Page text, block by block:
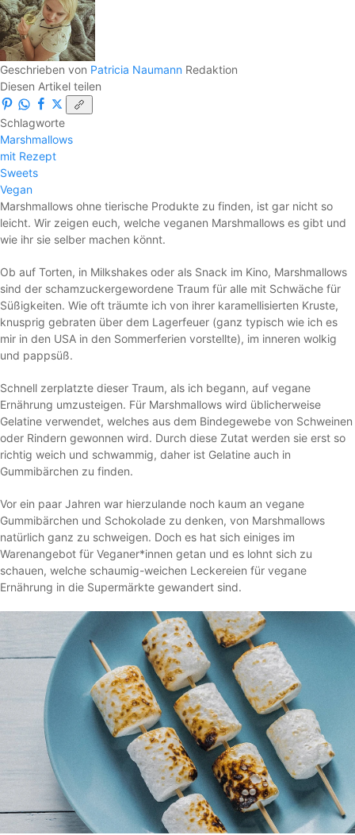
Geschrieben von Patricia Naumann Redaktion
Diesen Artikel teilen
Schlagworte
Marshmallows
mit Rezept
Sweets
Vegan
Marshmallows ohne tierische Produkte zu finden, ist gar nicht so
leicht. Wir zeigen euch, welche veganen Marshmallows es gibt und
wie ihr sie selber machen könnt.
Ob auf Torten, in Milkshakes oder als Snack im Kino, Marshmallows
sind der schamzuckergewordene Traum für alle mit Schwäche für
Süßigkeiten. Wie oft träumte ich von ihrer karamellisierten Kruste,
knusprig gebraten über dem Lagerfeuer (ganz typisch wie ich es
mir in den USA in den Sommerferien vorstellte), im inneren wolkig
und pappsüß.
Schnell zerplatzte dieser Traum, als ich begann, auf vegane
Ernährung umzusteigen. Für Marshmallows wird üblicherweise
Gelatine verwendet, welches aus dem Bindegewebe von Schweinen
oder Rindern gewonnen wird. Durch diese Zutat werden sie erst so
richtig weich und schwammig, daher ist Gelatine auch in
Gummibärchen zu finden.
Vor ein paar Jahren war hierzulande noch kaum an vegane
Gummibärchen und Schokolade zu denken, von Marshmallows
natürlich ganz zu schweigen. Doch es hat sich einiges im
Warenangebot für Veganer*innen getan und es lohnt sich zu
schauen, welche schaumig-weichen Leckereien für vegane
Ernährung in die Supermärkte gewandert sind.